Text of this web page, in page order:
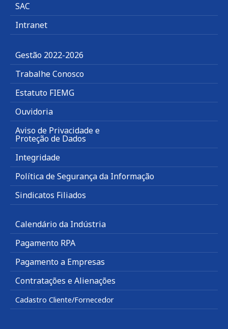
SAC
Intranet
Gestão 2022-2026
Trabalhe Conosco
Estatuto FIEMG
Ouvidoria
Aviso de Privacidade e
Proteção de Dados
Integridade
Política de Segurança da Informação
Sindicatos Filiados
Calendário da Indústria
Pagamento RPA
Pagamento a Empresas
Contratações e Alienações
Cadastro Cliente/Fornecedor